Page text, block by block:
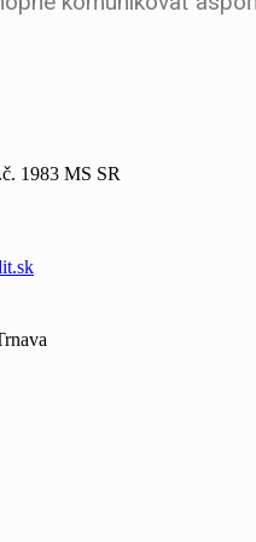
1983 MS SR